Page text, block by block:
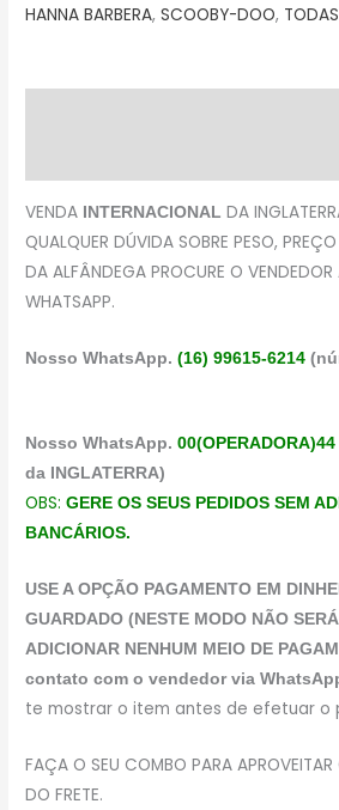
HANNA BARBERA,SCOOBY-DOO,
VENDA INTERNACIONAL DA
QUALQUER DÚVIDA SOBRE PESO,
DA ALFÂNDEGA PROCURE O VENDEDOR
WHATSAPP.
Nosso WhatsApp.(16) 99615-6214
Nosso WhatsApp.
da INGLATERRA)
OBS:GERE OS SEUS PEDIDOS SEM
BANCÁRIOS.
USE A OPÇÃO PAGAMENTO EM
GUARDADO (NESTE MODO NÃO
ADICIONAR NENHUM MEIO DE
contato com o vendedor via
te mostrar o item antes de efetuar o
FAÇA O SEU COMBO PARA APROVEITAR
DO FRETE.